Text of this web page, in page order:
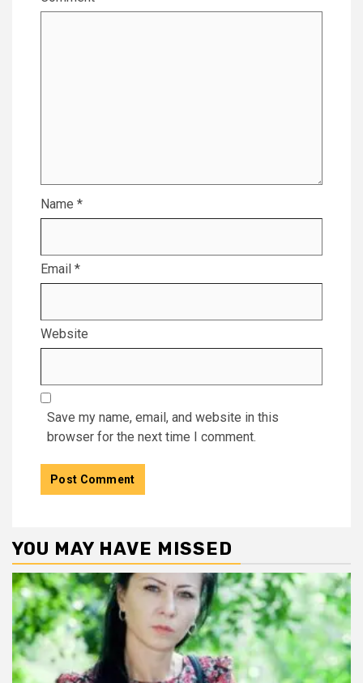
Name *
Email *
Website
Save my name, email, and website in this
browser for the next time I comment.
YOU MAY HAVE MISSED